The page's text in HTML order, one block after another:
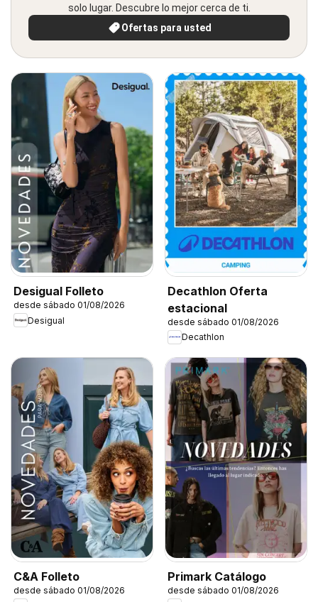
solo lugar. Descubre lo mejor cerca de ti.
Ofertas para usted
Desigual Folleto
desde sábado 01/08/2026
Desigual
Decathlon Oferta
estacional
desde sábado 01/08/2026
Decathlon
C&A Folleto
desde sábado 01/08/2026
Primark Catálogo
desde sábado 01/08/2026